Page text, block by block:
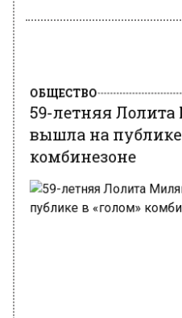
59-летняя
вышла на
комбинезоне